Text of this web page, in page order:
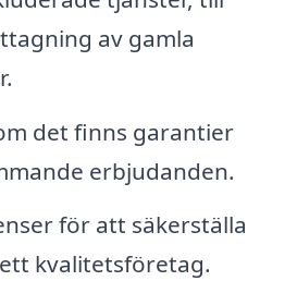
av gamla
det finns garantier
erbjudanden.
för att säkerställa
kvalitetsföretag.